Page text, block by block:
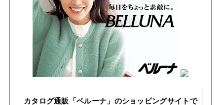
カタログ通販「ベルーナ」のショッピングサイトで